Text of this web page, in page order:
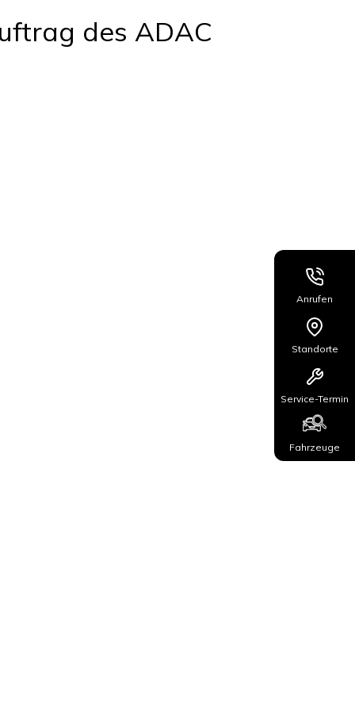
des ADAC
Anrufen
Standorte
Service-Termin
Fahrzeuge